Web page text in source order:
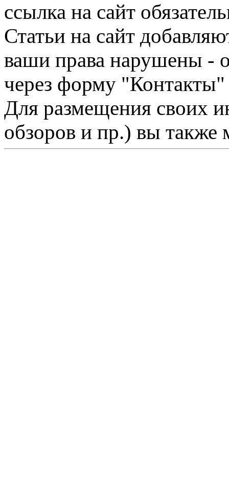
ссылка на сайт
Статьи на сайт
ваши права нарушены -
через форму "Контакты"
Для размещения своих
обзоров и пр.) вы также